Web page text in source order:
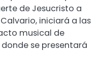
de Jesucristo a
iniciará a las
musical de
donde se presentará